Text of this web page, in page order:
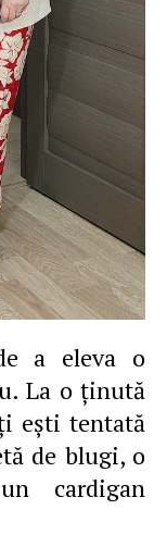
a eleva o
La o ţinută
eşti tentată
de blugi, o
cardigan